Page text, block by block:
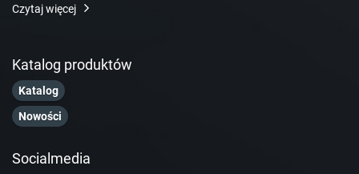
Czytaj więcej
Katalog produktów
Katalog
Nowości
Socialmedia